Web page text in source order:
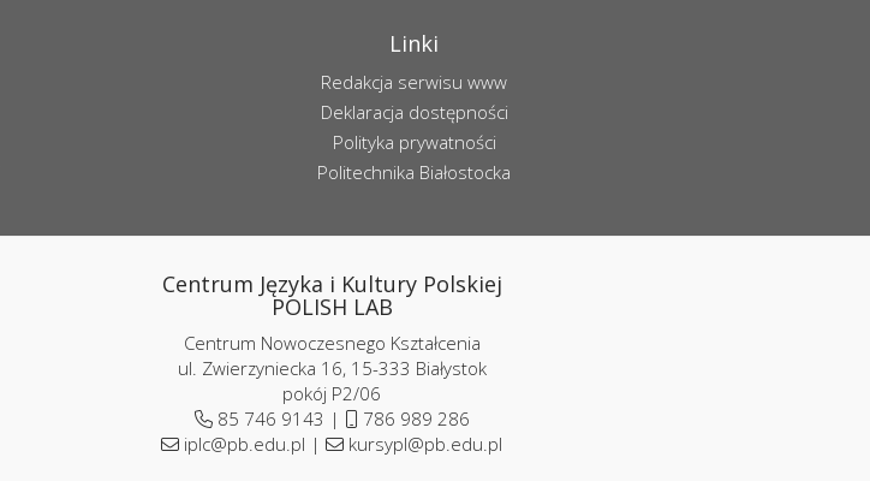
Linki
Redakcja serwisu www
Deklaracja dostępności
Polityka prywatności
Politechnika Białostocka
Centrum Języka i Kultury Polskiej
POLISH LAB
Centrum Nowoczesnego Kształcenia
ul. Zwierzyniecka 16, 15-333 Białystok
pokój P2/06
85 746 9143 |
786 989 286
iplc@pb.edu.pl |
kursypl@pb.edu.pl